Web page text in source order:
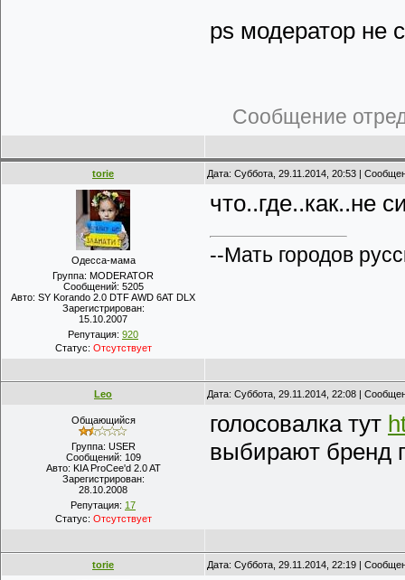
ps модератор не
Сообщение
torie Дата: Суббота, 29.11.2014, 20:53 |
Одесса-мама
Группа: MODERATOR
Сообщений: 5205
Авто: SY Korando 2.0 DTF AWD 6AT DLX
Зарегистрирован:
15.10.2007
Репутация: 920
Статус: Отсутствует
что..где..как..не
--Мать городов
Leo Дата: Суббота, 29.11.2014, 22:08 |
Общающийся
Группа: USER
Сообщений: 109
Авто: KIA ProCee'd 2.0 AT
Зарегистрирован:
28.10.2008
Репутация: 17
Статус: Отсутствует
голосовалка тут
выбирают бренд
torie Дата: Суббота, 29.11.2014, 22:19 |